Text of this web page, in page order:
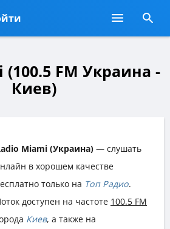
FM Украина -
Киев)
Miami (Украина) — слушать
в хорошем качестве
только на Топ Радио.
доступен на частоте 100.5 FM
Киев, а также на